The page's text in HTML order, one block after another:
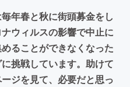
年春と秋に街頭募金をし
ウィルスの影響で中止に
ることができなくなった
挑戦しています。助けて
ジを見て、必要だと思っ